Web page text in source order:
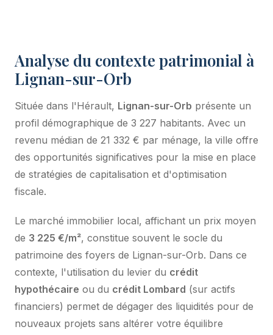
Analyse du contexte patrimonial à
Lignan-sur-Orb
Située dans l'Hérault, Lignan-sur-Orb présente un
profil démographique de 3 227 habitants. Avec un
revenu médian de 21 332 € par ménage, la ville offre
des opportunités significatives pour la mise en place
de stratégies de capitalisation et d'optimisation
fiscale.
Le marché immobilier local, affichant un prix moyen
de 3 225 €/m², constitue souvent le socle du
patrimoine des foyers de Lignan-sur-Orb. Dans ce
contexte, l'utilisation du levier du crédit
hypothécaire ou du crédit Lombard (sur actifs
financiers) permet de dégager des liquidités pour de
nouveaux projets sans altérer votre équilibre